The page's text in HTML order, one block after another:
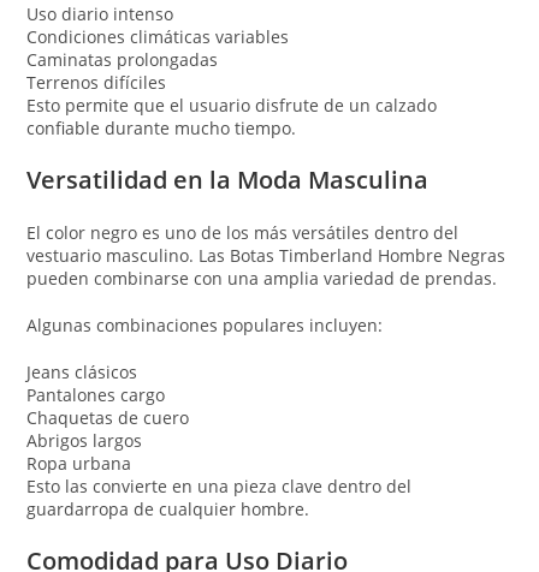
Uso diario intenso
Condiciones climáticas variables
Caminatas prolongadas
Terrenos difíciles
Esto permite que el usuario disfrute de un calzado
confiable durante mucho tiempo.
Versatilidad en la Moda Masculina
El color negro es uno de los más versátiles dentro del
vestuario masculino. Las Botas Timberland Hombre Negras
pueden combinarse con una amplia variedad de prendas.
Algunas combinaciones populares incluyen:
Jeans clásicos
Pantalones cargo
Chaquetas de cuero
Abrigos largos
Ropa urbana
Esto las convierte en una pieza clave dentro del
guardarropa de cualquier hombre.
Comodidad para Uso Diario